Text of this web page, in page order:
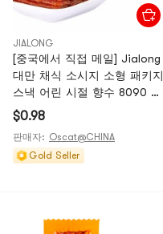
JIALONG
[중국에서 직접 메일] Jialong
대만 채식 소시지 소형 패키지
스낵 어린 시절 향수 8090 음
식 매운 스낵 매운 스트립
22g/가방
$0.98
판매자: Oscat@CHINA
Gold Seller